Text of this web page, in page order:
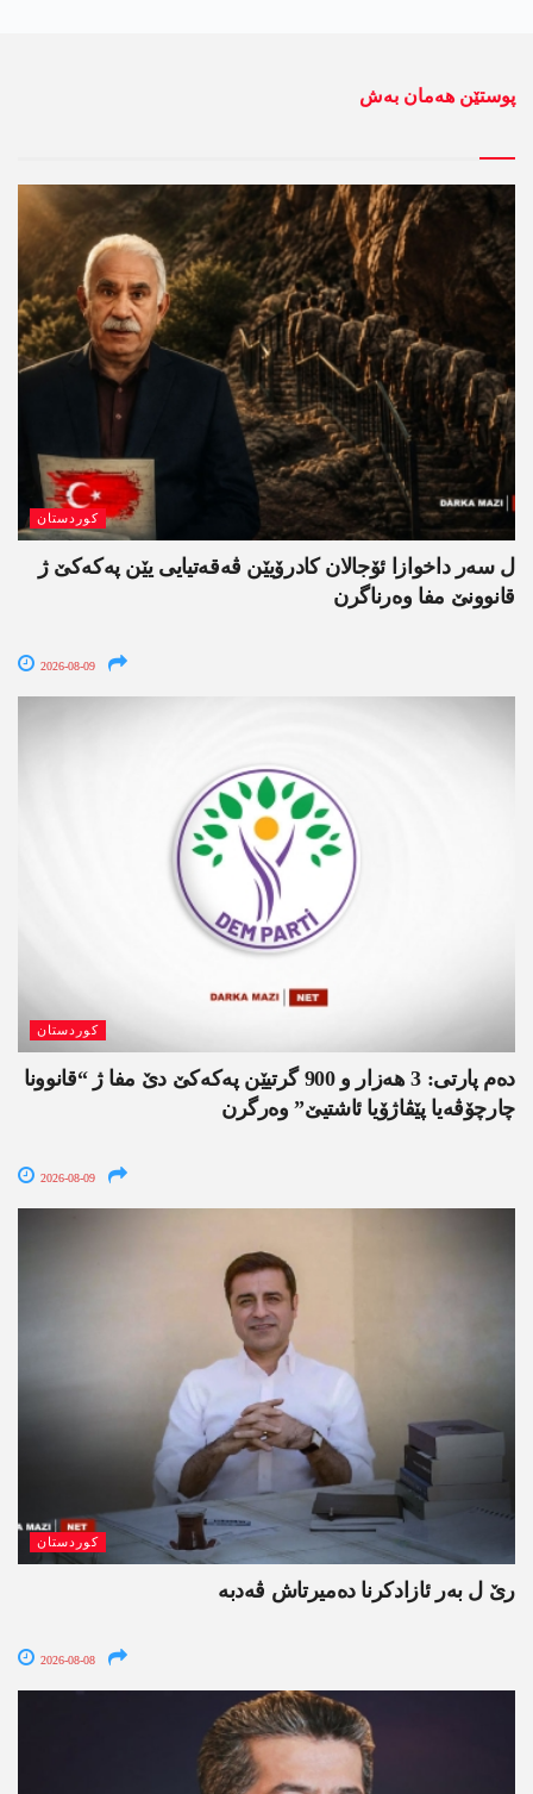
پوستێن ھەمان بەش
کوردستان
ل سەر داخوازا ئۆجالان کادرۆیێن ڤەقەتیایی یێن پەکەکێ ژ
قانوونێ مفا وەرناگرن
2026-08-09
کوردستان
دەم پارتی: 3 ھەزار و 900 گرتیێن پەکەکێ دێ مفا ژ “قانوونا
چارچۆڤەیا پێڤاژۆیا ئاشتیێ” وەرگرن
2026-08-09
کوردستان
رێ ل بەر ئازادکرنا دەمیرتاش ڤەدبە
2026-08-08